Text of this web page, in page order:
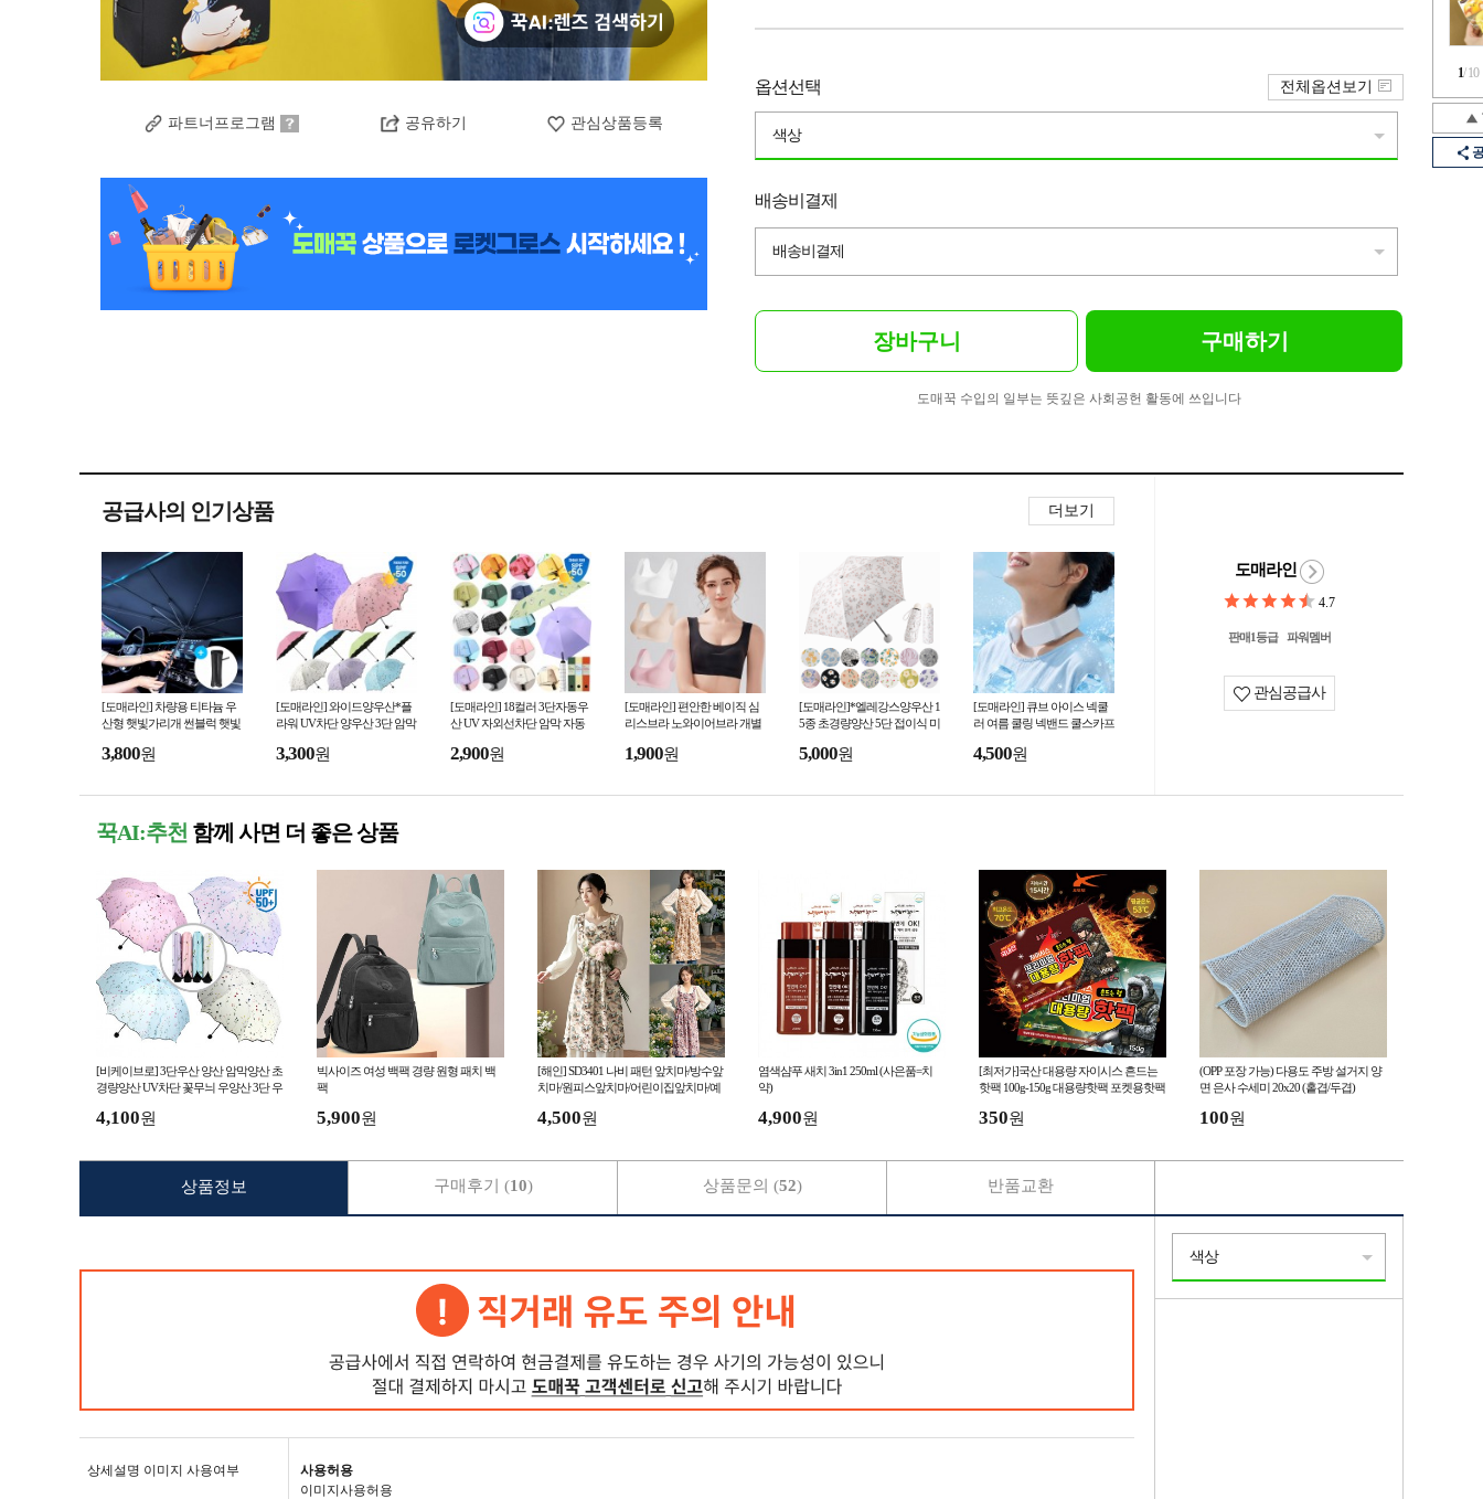
1/10
파트너프로그램 공유하기 관심상품등록
옵션선택
색상
전체옵션보기
배송비결제
배송비결제
장바구니 구매하기
도매꾹 수입의 일부는 뜻깊은 사회공헌 활동에 쓰입니다
공급사의 인기상품 더보기
[도매라인] 차량용 티타늄 우
산형 햇빛가리개 썬블럭 햇빛
차 쿨링용품
3,800원
[도매라인] 와이드양우산*플
라워 UV차단 양우산 3단 암막
늬양산
3,300원
[도매라인] 18컬러 3단자동우
산 UV 자외선차단 암막 자동
식우산 선물박스
2,900원
[도매라인] 편안한 베이직 심
리스브라 노와이어브라 개별
웨어 여성속옷
1,900원
[도매라인]*엘레강스양우산 1
5종 초경량양산 5단 접이식 미
자외선차단 UV차단
5,000원
[도매라인] 큐브 아이스 넥쿨
러 여름 쿨링 넥밴드 쿨스카프
박스
4,500원
도매라인
4.7
판매1등급 파워멤버
관심공급사
꾹AI:추천 함께 사면 더 좋은 상품
[비케이브로] 3단우산 양산 암막양산 초
경량양산 UV차단 꽃무늬 우양산 3단 우
4,100원
빅사이즈 여성 백팩 경량 원형 패치 백
팩
5,900원
[해인] SD3401 나비 패턴 앞치마/방수앞
치마/원피스앞치마/어린이집앞치마/예
4,500원
염색샴푸 새치 3in1 250ml (사은품=치
약)
4,900원
[최저가]국산 대용량 자이시스 흔드는
핫팩 100g-150g 대용량핫팩 포켓용핫팩
350원
(OPP 포장 가능) 다용도 주방 설거지 양
면 은사 수세미 20x20 (홑겹/두겹)
100원
상세설명 이미지 사용여부
사용허용
이미지사용허용
상품정보 구매후기 (10) 상품문의 (52) 반품교환
색상